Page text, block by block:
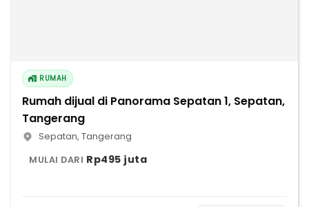
RUMAH
Rumah dijual di Panorama Sepatan 1, Sepatan,
Tangerang
Sepatan, Tangerang
MULAI DARI Rp495 juta